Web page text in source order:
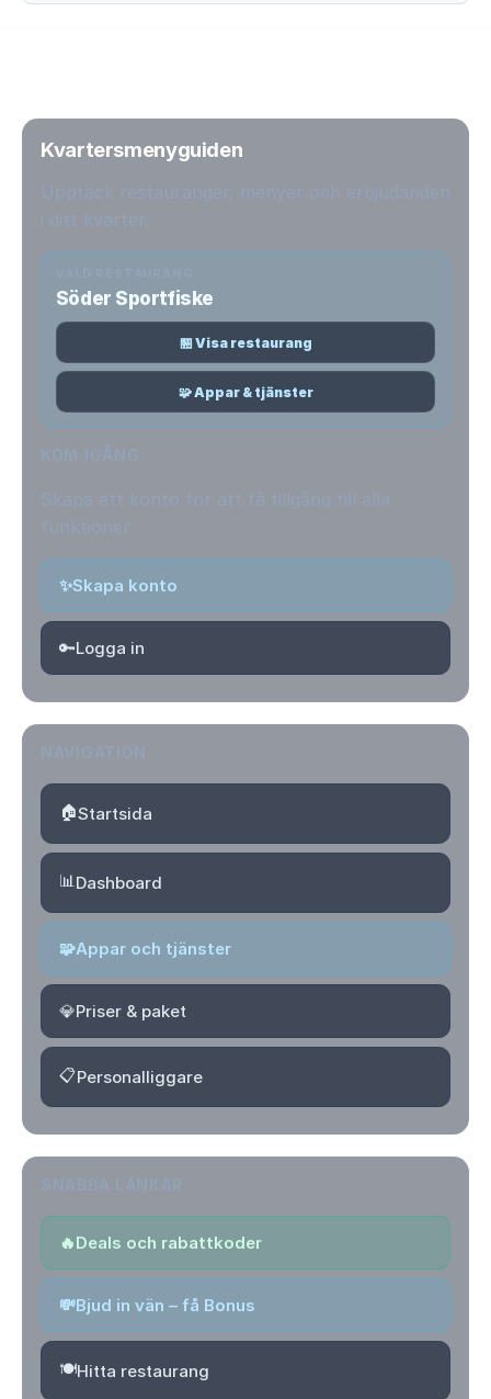
Kvartersmenyguiden
Söder Sportfiske
🏪 Visa restaurang
🧩 Appar & tjänster
✨Skapa konto
🔑Logga in
🏠Startsida
📊Dashboard
🧩Appar och tjänster
💎Priser & paket
📋Personalliggare
🔥Deals och rabattkoder
💸Bjud in vän – få Bonus
🍽️Hitta restaurang